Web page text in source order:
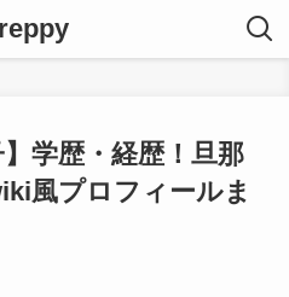
】学歴・経歴！旦那
風プロフィールま